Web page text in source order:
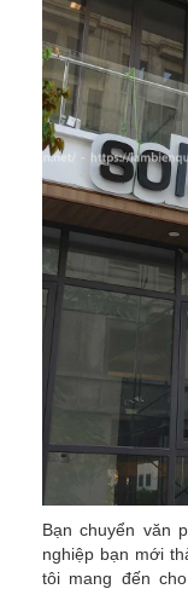
Bạn chuyển văn
nghiệp bạn mới
tôi mang đến